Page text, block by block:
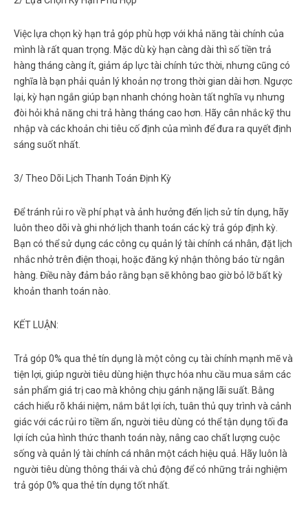
Việc lựa chọn kỳ hạn trả góp phù hợp với khả năng tài chính của
mình là rất quan trọng. Mặc dù kỳ hạn càng dài thì số tiền trả
hàng tháng càng ít, giảm áp lực tài chính tức thời, nhưng cũng có
nghĩa là bạn phải quản lý khoản nợ trong thời gian dài hơn. Ngược
lại, kỳ hạn ngắn giúp bạn nhanh chóng hoàn tất nghĩa vụ nhưng
đòi hỏi khả năng chi trả hàng tháng cao hơn. Hãy cân nhắc kỹ thu
nhập và các khoản chi tiêu cố định của mình để đưa ra quyết định
sáng suốt nhất.
3/ Theo Dõi Lịch Thanh Toán Định Kỳ
Để tránh rủi ro về phí phạt và ảnh hưởng đến lịch sử tín dụng, hãy
luôn theo dõi và ghi nhớ lịch thanh toán các kỳ trả góp định kỳ.
Bạn có thể sử dụng các công cụ quản lý tài chính cá nhân, đặt lịch
nhắc nhở trên điện thoại, hoặc đăng ký nhận thông báo từ ngân
hàng. Điều này đảm bảo rằng bạn sẽ không bao giờ bỏ lỡ bất kỳ
khoản thanh toán nào.
KẾT LUẬN:
Trả góp 0% qua thẻ tín dụng là một công cụ tài chính mạnh mẽ và
tiện lợi, giúp người tiêu dùng hiện thực hóa nhu cầu mua sắm các
sản phẩm giá trị cao mà không chịu gánh nặng lãi suất. Bằng
cách hiểu rõ khái niệm, nắm bắt lợi ích, tuân thủ quy trình và cảnh
giác với các rủi ro tiềm ẩn, người tiêu dùng có thể tận dụng tối đa
lợi ích của hình thức thanh toán này, nâng cao chất lượng cuộc
sống và quản lý tài chính cá nhân một cách hiệu quả. Hãy luôn là
người tiêu dùng thông thái và chủ động để có những trải nghiệm
trả góp 0% qua thẻ tín dụng tốt nhất.